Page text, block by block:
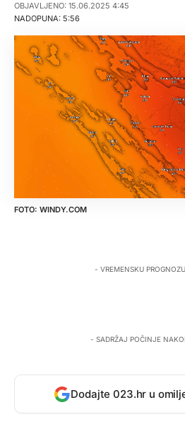
NADOPUNA: 5:56
OBJAVLJENO: 15.06.2025 4:45
WINDY.COM
- VREMENSKU
- SADRŽAJ POČINJE
Dodajte 023.hr u